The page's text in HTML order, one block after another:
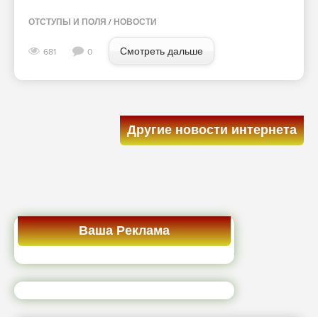
ОТСТУПЫ И ПОЛЯ / НОВОСТИ
681 0 Смотреть дальше
Другие новости интернета
Ваша Реклама